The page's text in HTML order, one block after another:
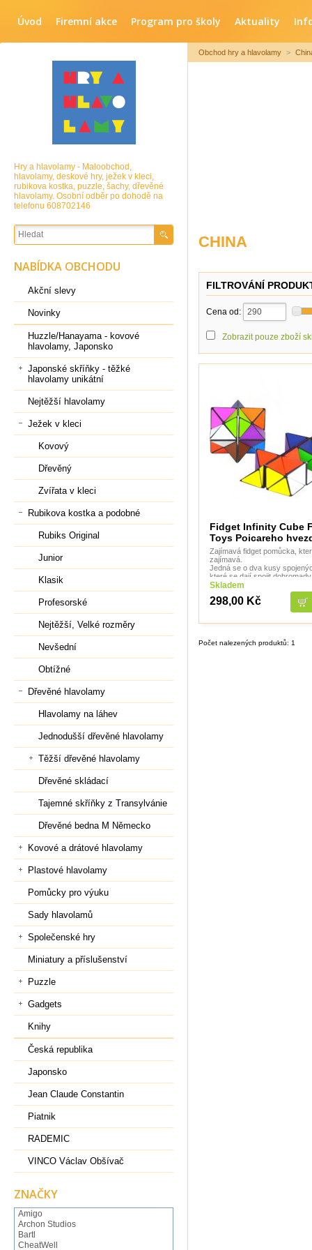
Úvod Firemní akce Program pro školy Aktuality
Obchod hry a hlavolamy >
CHINA
FILTROVÁNÍ
Cena od:
Zobrazit pouze zboží
Fidget Infinity Cube
Toys Poicareho
Zajímavá fidget pomůcka,
zajímavá.
Jedná se o dva kusy
které se dají spojit
z nich plnou krychli nebo dvě
Skladem
298,00 Kč
Počet nalezených produktů: 1
Hry a hlavolamy - Maloobchod,
hlavolamy, deskové hry, ježek v kleci,
rubikova kostka, puzzle, šachy, dřevěné
hlavolamy. Osobní odběr po dohodě na
telefonu 608702146
NABÍDKA OBCHODU
Akční slevy
Novinky
Huzzle/Hanayama - kovové
hlavolamy, Japonsko
Japonské skříňky - těžké
hlavolamy unikátní
Nejtěžší hlavolamy
Ježek v kleci
Kovový
Dřevěný
Zvířata v kleci
Rubikova kostka a podobné
Rubiks Original
Junior
Klasik
Profesorské
Nejtěžší, Velké rozměry
Nevšední
Obtížné
Dřevěné hlavolamy
Hlavolamy na láhev
Jednodušší dřevěné hlavolamy
Těžší dřevěné hlavolamy
Dřevěné skládací
Tajemné skříňky z Transylvánie
Dřevěné bedna M Německo
Kovové a drátové hlavolamy
Plastové hlavolamy
Pomůcky pro výuku
Sady hlavolamů
Společenské hry
Miniatury a příslušenství
Puzzle
Gadgets
Knihy
Česká republika
Japonsko
Jean Claude Constantin
Piatnik
RADEMIC
VINCO Václav Obšívač
ZNAČKY
Amigo
Archon Studios
Bartl
CheatWell